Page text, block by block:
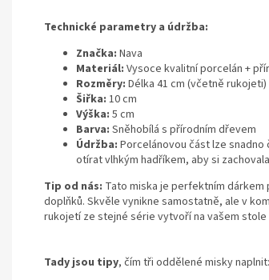
Technické parametry a údržba:
Značka: Nava
Materiál: Vysoce kvalitní porcelán +
Rozměry: Délka 41 cm (včetně rukojeti)
Šiřka: 10 cm
Výška: 5 cm
Barva: Sněhobílá s přírodním dřevem
Údržba: Porcelánovou část lze
otírat vlhkým hadříkem, aby si
Tip od nás: Tato miska je perfektním
doplňků. Skvěle vynikne samostatně, ale v
rukojetí ze stejné série vytvoří na vašem
Tady jsou tipy, čím tři oddělené misky naplnit: